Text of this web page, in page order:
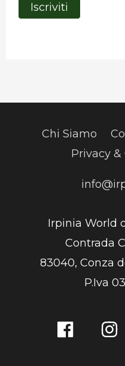
Chi Siamo
Privacy
Irpinia World
Contrada
83040, Conza
P.Iva